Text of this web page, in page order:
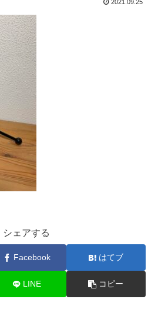
2021.09.25
シェアする
Facebook はてブ
LINE コピー